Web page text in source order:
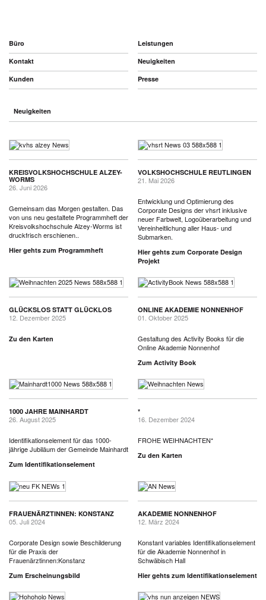
Büro
Leistungen
Kontakt
Neuigkeiten
Kunden
Presse
Neuigkeiten
KREISVOLKSHOCHSCHULE ALZEY-
WORMS
26. Juni 2026
Gemeinsam das Morgen gestalten. Das
von uns neu gestaltete Programmheft der
Kreisvolkshochschule Alzey-Worms ist
druckfrisch erschienen..
Hier gehts zum Programmheft
VOLKSHOCHSCHULE REUTLINGEN
21. Mai 2026
Entwicklung und Optimierung des
Corporate Designs der vhsrt inklusive
neuer Farbwelt, Logoüberarbeitung und
Vereinheitlichung aller Haus- und
Submarken.
Hier gehts zum Corporate Design
Projekt
GLÜCKSLOS STATT GLÜCKLOS
12. Dezember 2025
Zu den Karten
ONLINE AKADEMIE NONNENHOF
01. Oktober 2025
Gestaltung des Activity Books für die
Online Akademie Nonnenhof
Zum Activity Book
1000 JAHRE MAINHARDT
26. August 2025
Identifikationselement für das 1000-
jährige Jubiläum der Gemeinde Mainhardt
Zum Identifikationselement
*
16. Dezember 2024
FROHE WEIHNACHTEN*
Zu den Karten
FRAUENÄRZTINNEN: KONSTANZ
05. Juli 2024
Corporate Design sowie Beschilderung
für die Praxis der
Frauenärztinnen:Konstanz
Zum Erscheinungsbild
AKADEMIE NONNENHOF
12. März 2024
Konstant variables Identifikationselement
für die Akademie Nonnenhof in
Schwäbisch Hall
Hier gehts zum Identifikationselement